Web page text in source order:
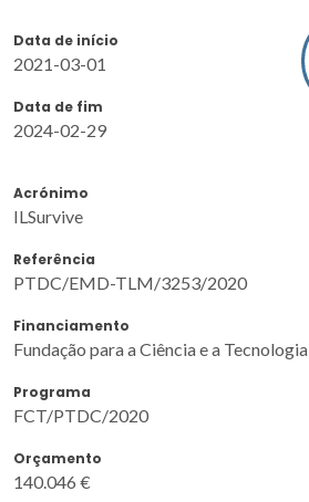
Data de início
2021-03-01
Data de fim
2024-02-29
Acrónimo
ILSurvive
Referência
PTDC/EMD-TLM/3253/2020
Financiamento
Fundação para a Ciência e a Tecnologia
Programa
FCT/PTDC/2020
Orçamento
140.046 €